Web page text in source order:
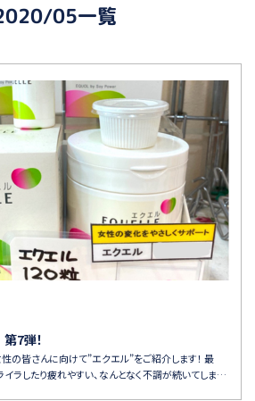
05一覧
7弾！
の皆さんに向けて”エクエル”をご紹介します！ 最
イラしたり疲れやすい、なんとなく不調が続いてしま…